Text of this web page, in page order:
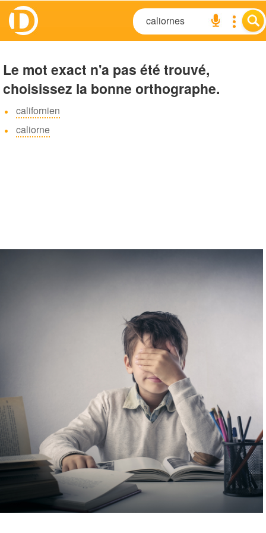
Le mot exact n'a pas été trouvé,
choisissez la bonne orthographe.
californien
caliorne